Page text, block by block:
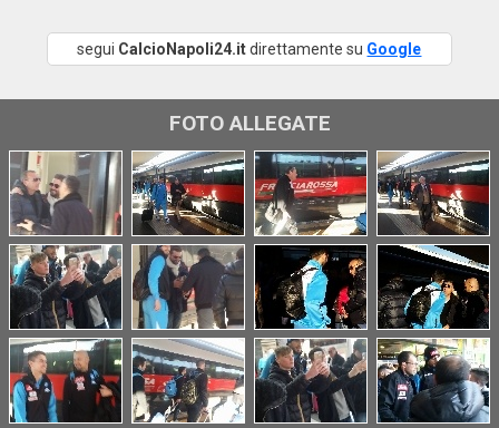
segui CalcioNapoli24.itdirettamente su Google
FOTO ALLEGATE